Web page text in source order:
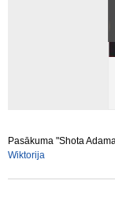
Pasākuma "Shota
Wiktorija